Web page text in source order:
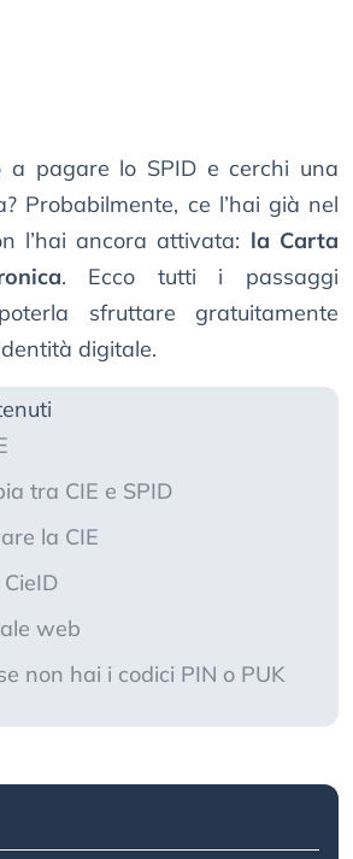
a pagare lo SPID e cerchi una
Probabilmente, ce l’hai già nel
l’hai ancora attivata: la Carta
. Ecco tutti i passaggi
sfruttare gratuitamente
digitale.
tra CIE e SPID
la CIE
web
non hai i codici PIN o PUK